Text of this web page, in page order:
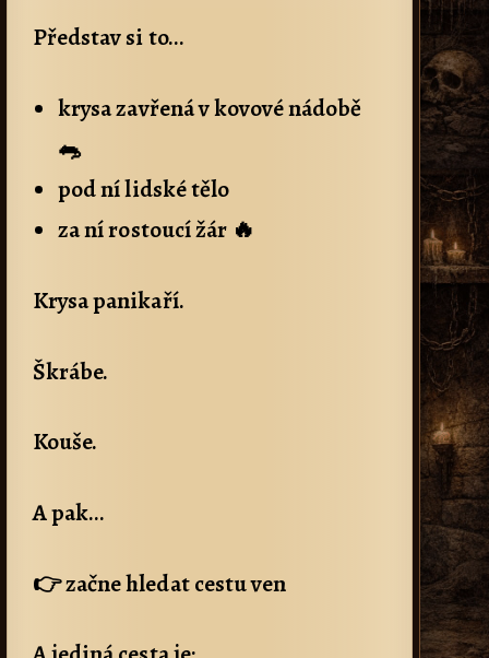
Představ si to…
krysa zavřená v kovové nádobě
🐀
pod ní lidské tělo
za ní rostoucí žár 🔥
Krysa panikaří.
Škrábe.
Kouše.
A pak…
👉 začne hledat cestu ven